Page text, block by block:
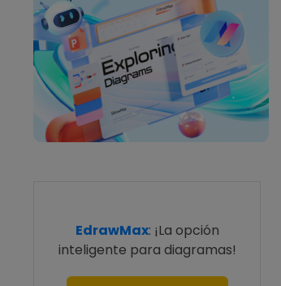
EdrawMax: ¡La opción
inteligente para diagramas!